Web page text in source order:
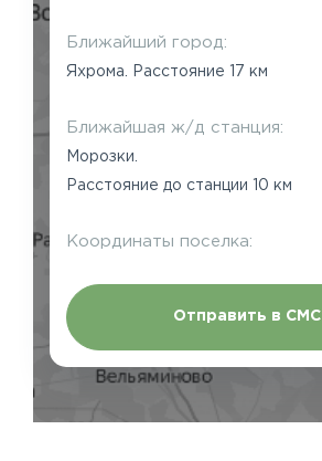
Ближайший город:
Яхрома. Расстояние 17 км
Ближайшая ж/д станция:
Морозки.
Расстояние до станции 10 км
Координаты поселка:
Отправить в СМС